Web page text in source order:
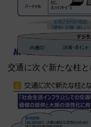
交通に次ぐ新たな柱